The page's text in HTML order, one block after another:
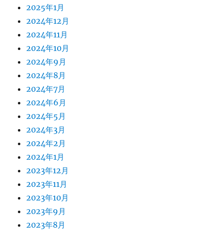
2025年1月
2024年12月
2024年11月
2024年10月
2024年9月
2024年8月
2024年7月
2024年6月
2024年5月
2024年3月
2024年2月
2024年1月
2023年12月
2023年11月
2023年10月
2023年9月
2023年8月